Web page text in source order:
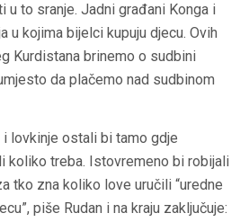
u to sranje. Jadni građani Konga i
u kojima bijelci kupuju djecu. Ovih
Kurdistana brinemo o sudbini
da plačemo nad sudbinom
lovkinje ostali bi tamo gdje
koliko treba. Istovremeno bi robijali
tko zna koliko love uručili “uredne
piše Rudan i na kraju zaključuje: